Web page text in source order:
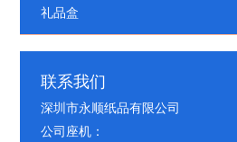
礼品盒
联系我们
深圳市永顺纸品有限公司
公司座机：